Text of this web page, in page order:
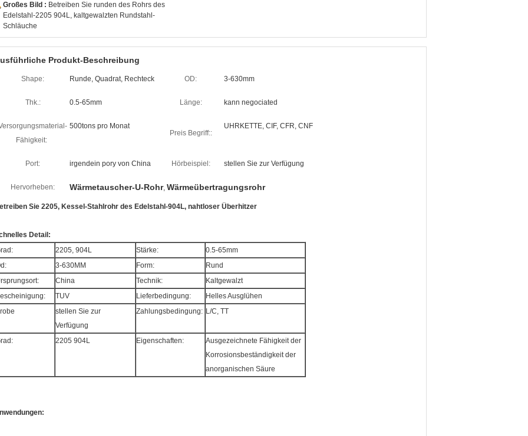
Großes Bild : Betreiben Sie runden des Rohrs des
Edelstahl-2205 904L, kaltgewalzten Rundstahl-
Schläuche
Produkt-Beschreibung
Shape: Runde, Quadrat, Rechteck OD: 3-630mm
Thk.: 0.5-65mm Länge: kann negociated
Fähigkeit:
500tons pro Monat
Preis Begriff::
UHRKETTE, CIF, CFR, CNF
Port: irgendein pory von China Hörbeispiel: stellen Sie zur Verfügung
Hervorheben: Wärmetauscher-U-Rohr, Wärmeübertragungsrohr
Sie 2205, Kessel-Stahlrohr des Edelstahl-904L, nahtloser Überhitzer
Detail:
2205, 904L Stärke:
0.5-65mm
3-630MM Form:
Rund
China Technik:
Kaltgewalzt
TUV Lieferbedingung:
Helles Ausglühen
stellen Sie zur
Verfügung
Zahlungsbedingung: L/C, TT
2205 904L Eigenschaften:
Ausgezeichnete Fähigkeit der
Korrosionsbeständigkeit der
anorganischen Säure